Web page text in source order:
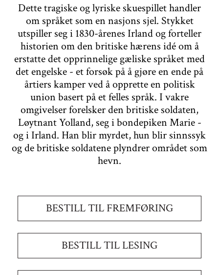
Dette tragiske og lyriske skuespillet handler
om språket som en nasjons sjel. Stykket
utspiller seg i 1830-årenes Irland og forteller
historien om den britiske hærens idé om å
erstatte det opprinnelige gæliske språket med
det engelske - et forsøk på å gjøre en ende på
årtiers kamper ved å opprette en politisk
union basert på et felles språk. I vakre
omgivelser forelsker den britiske soldaten,
Løytnant Yolland, seg i bondepiken Marie -
og i Irland. Han blir myrdet, hun blir sinnssyk
og de britiske soldatene plyndrer området som
hevn.
BESTILL TIL LESING
BESTILL TIL FREMFØRING